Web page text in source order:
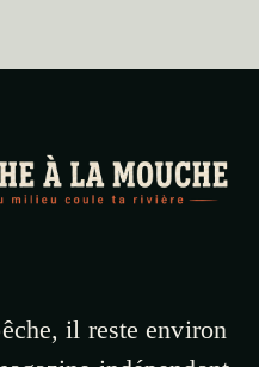
il reste environ